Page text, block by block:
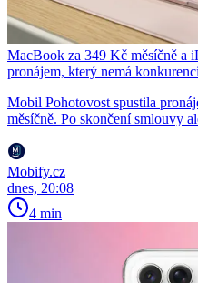
MacBook za 349 Kč měsíčně a
pronájem, který nemá konkurenci
Mobil Pohotovost spustila
měsíčně. Po skončení smlouvy
Mobify.cz
dnes, 20:08
4 min